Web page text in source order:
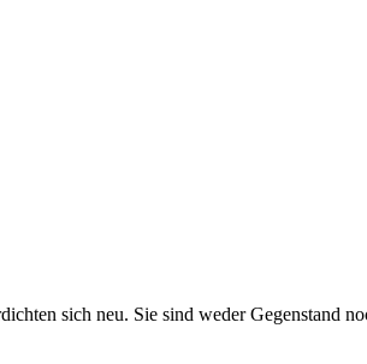
sich neu. Sie sind weder Gegenstand